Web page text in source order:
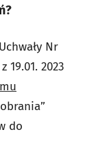
Nr
19.01. 2023
do